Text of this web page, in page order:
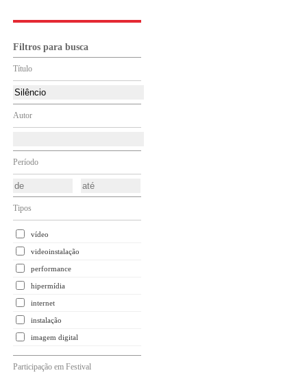
Filtros para busca
Título
Autor
Período
Tipos
vídeo
videoinstalação
performance
hipermídia
internet
instalação
imagem digital
Participação em Festival